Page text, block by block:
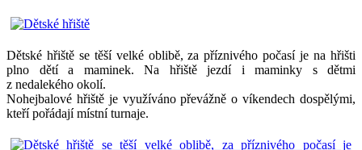
Dětské hřiště se těší velké oblibě, za příznivého počasí je na hřišti
plno dětí a maminek. Na hřiště jezdí i maminky s dětmi
z nedalekého okolí.
Nohejbalové hřiště je využíváno převážně o víkendech dospělými,
kteří pořádají místní turnaje.